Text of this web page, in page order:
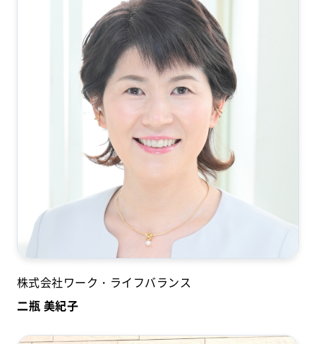
株式会社ワーク・ライフバランス
二瓶 美紀子